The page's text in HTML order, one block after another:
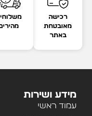
רכישה
מאובטחת
באתר
מידע ושירות
עמוד ראשי